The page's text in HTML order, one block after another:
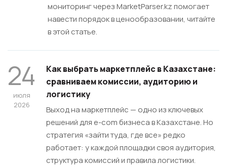
мониторинг через MarketParser.kz помогает
навести порядок в ценообразовании, читайте
в этой статье.
24
июля
2026
Как выбрать маркетплейс в Казахстане:
сравниваем комиссии, аудиторию и
логистику
Выход на маркетплейс — одно из ключевых
решений для e-com бизнеса в Казахстане. Но
стратегия «зайти туда, где все» редко
работает: у каждой площадки своя аудитория,
структура комиссий и правила логистики.